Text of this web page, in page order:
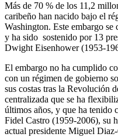
Más de 70 % de los 11,2
caribeño han nacido bajo el
Washington. Este embargo se
y ha sido sostenido por 13
Dwight Eisenhower (1953-
El embargo no ha cumplido
con un régimen de gobierno
sus costas tras la Revolución
centralizada que se ha
últimos años, y que ha tenido
Fidel Castro (1959-2006), su
actual presidente Miguel